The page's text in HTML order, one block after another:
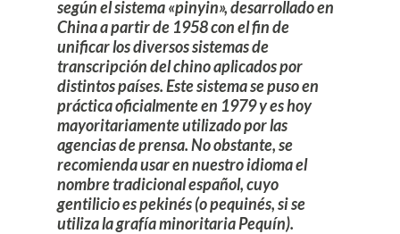
según el sistema «pinyin», desarrollado en
China a partir de 1958 con el fin de
unificar los diversos sistemas de
transcripción del chino aplicados por
distintos países. Este sistema se puso en
práctica oficialmente en 1979 y es hoy
mayoritariamente utilizado por las
agencias de prensa. No obstante, se
recomienda usar en nuestro idioma el
nombre tradicional español, cuyo
gentilicio es pekinés (o pequinés, si se
utiliza la grafía minoritaria Pequín).